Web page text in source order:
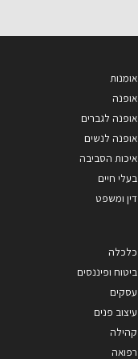
אומנות
אופנה
אופנה לגברים
אופנה לנשים
איכות הסביבה
בעלי חיים
דין ומשפט
כלכלה
ביטוח ופיננסים
עסקים
עיצוב פנים
קהילה
רפואה